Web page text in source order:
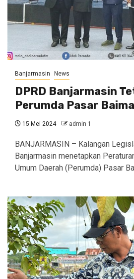
Banjarmasin News
DPRD Banjarmasin
Perumda Pasar
15 Mei 2024 admin 1
BANJARMASIN – Kalangan
Banjarmasin menetapkan
Umum Daerah (Perumda) Pasar